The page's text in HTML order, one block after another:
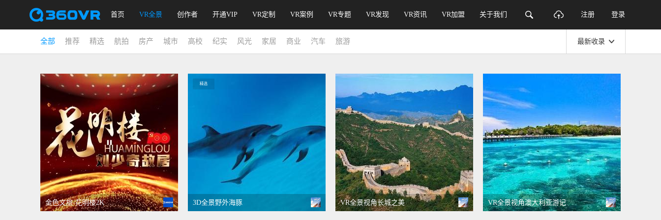
首页 VR全景 创作者 开通VIP VR定制 VR案例 VR专题 VR发现 VR资讯 VR加盟 关于我们 注册 登录
全部 推荐 精选 航拍 房产 城市 高校 纪实 风光 家居 商业 汽车 旅游 最新收录
金色文旅-花明楼2K
精选
3D全景野外海豚 VR全景视角长城之美 VR全景视角澳大利亚游记